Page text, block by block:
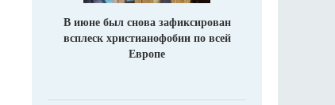
В июне был снова зафиксирован
всплеск христианофобии по всей
Европе